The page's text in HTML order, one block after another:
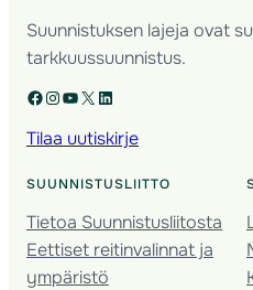
Suunnistuksen lajeja ovat
tarkkuussuunnistus.
Facebook Instagram YouTube X LinkedIn
Tilaa uutiskirje
SUUNNISTUSLIITTO
Tietoa Suunnistusliitosta
Eettiset reitinvalinnat ja
ympäristö